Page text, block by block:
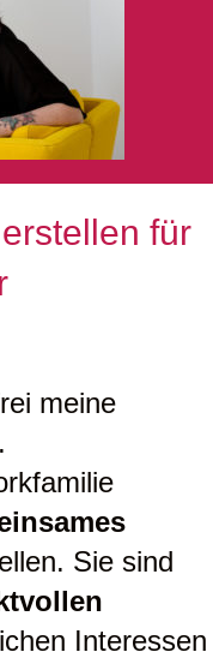
für
meine
Sie sind
Interessen